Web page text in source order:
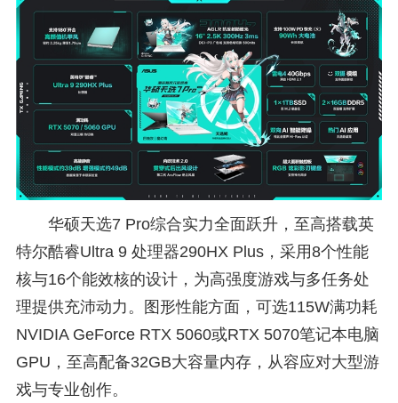
华硕天选7 Pro综合实力全面跃升，至高搭载英
特尔酷睿Ultra 9 处理器290HX Plus，采用8个性能
核与16个能效核的设计，为高强度游戏与多任务处
理提供充沛动力。图形性能方面，可选115W满功耗
NVIDIA GeForce RTX 5060或RTX 5070笔记本电脑
GPU，至高配备32GB大容量内存，从容应对大型游
戏与专业创作。